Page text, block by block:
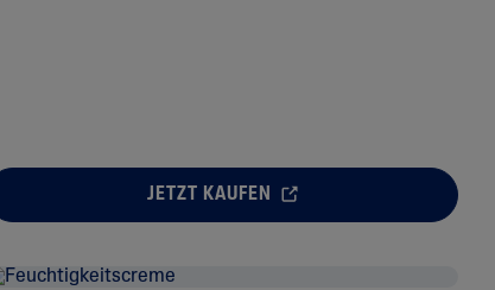
JETZT KAUFEN